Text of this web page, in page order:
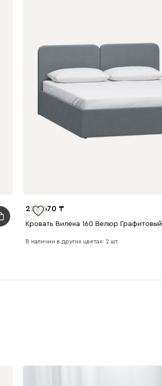
020 120
495 520
793
223 670
Кровать Вилена 160 Велюр Графитовый
В наличии в других цветах: 2 шт.